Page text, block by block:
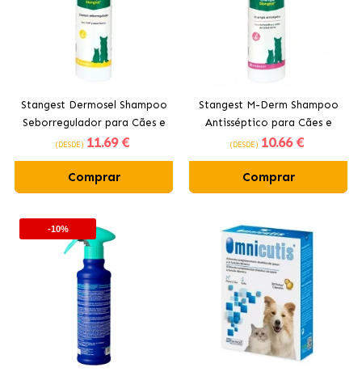
Stangest Dermosel Shampoo
Seborregulador para Cães e
Gatos
(DESDE) 11.69 €
Comprar
Stangest M-Derm Shampoo
Antisséptico para Cães e
Gatos
(DESDE) 10.66 €
Comprar
-10%